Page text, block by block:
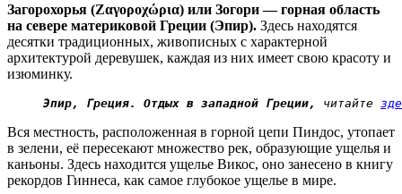
Загорохорья (Ζαγοροχώρια) или Зогори — горная область
на севере материковой Греции (Эпир). Здесь находятся
десятки традиционных, живописных с характерной
архитектурой деревушек, каждая из них имеет свою красоту и
изюминку.
Эпир, Греция. Отдых в западной Греции, читайте
Вся местность, расположенная в горной цепи Пиндос, утопает
в зелени, её пересекают множество рек, образующие ущелья и
каньоны. Здесь находится ущелье Викос, оно занесено в книгу
рекордов Гиннеса, как самое глубокое ущелье в мире.